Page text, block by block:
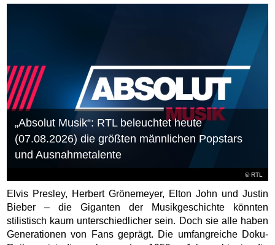
©RTL
„Absolut Musik“: RTL beleuchtet heute
(07.08.2026) die größten männlichen Popstars
und Ausnahmetalente
Elvis Presley, Herbert Grönemeyer, Elton John und Justin
Bieber – die Giganten der Musikgeschichte könnten
stilistisch kaum unterschiedlicher sein. Doch sie alle haben
Generationen von Fans geprägt. Die umfangreiche Doku-